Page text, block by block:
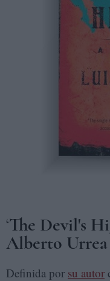
‘The Devil's
Alberto Urrea
Definida por su autor